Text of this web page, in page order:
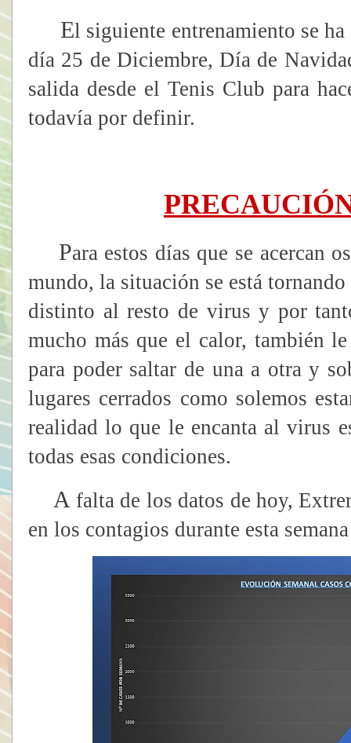
El siguiente entrenamiento se
día 25 de Diciembre, Día de
salida desde el Tenis Club para
todavía por definir.
Para estos días que se acercan
mundo, la situación se está
distinto al resto de virus y por
mucho más que el calor, también
para poder saltar de una a otra y
lugares cerrados como solemos
realidad lo que le encanta al virus
todas esas condiciones.
A falta de los datos de hoy,
en los contagios durante esta